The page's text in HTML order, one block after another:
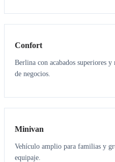
3 3
Confort
Berlina con acabados superiores
de negocios.
6 5
Minivan
Vehículo amplio para familias y
equipaje.